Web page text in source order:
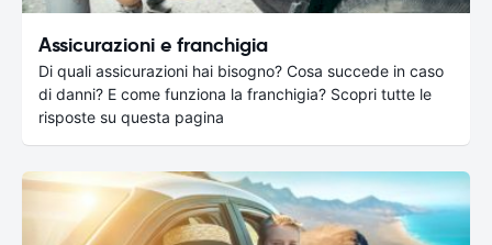
Assicurazioni e franchigia
Di quali assicurazioni hai bisogno? Cosa succede in caso
di danni? E come funziona la franchigia? Scopri tutte le
risposte su questa pagina